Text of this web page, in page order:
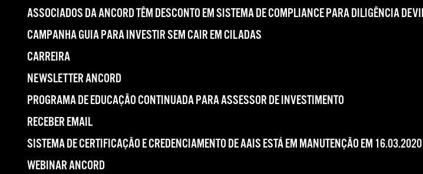
ASSOCIADOS DA ANCORD TÊM DESCONTO EM SISTEMA DE COMPLIANCE PARA DILIGÊNCIA
CAMPANHA GUIA PARA INVESTIR SEM CAIR EM CILADAS
CARREIRA
NEWSLETTER ANCORD
PROGRAMA DE EDUCAÇÃO CONTINUADA PARA ASSESSOR DE INVESTIMENTO
RECEBER EMAIL
SISTEMA DE CERTIFICAÇÃO E CREDENCIAMENTO DE AAIS ESTÁ EM MANUTENÇÃO EM 16.03.2020
WEBINAR ANCORD